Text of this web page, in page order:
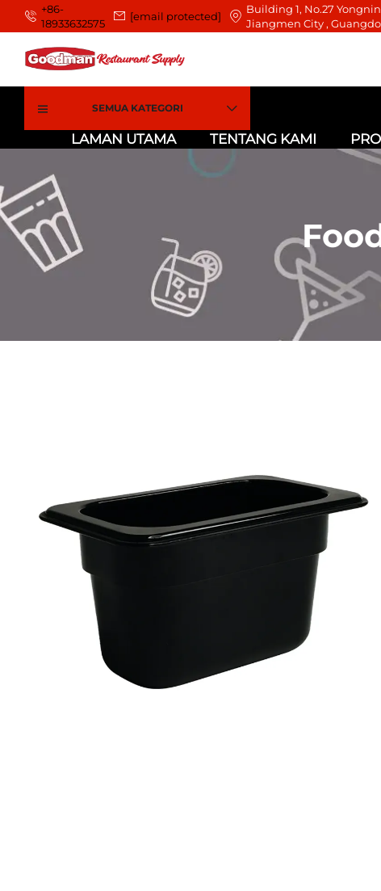
+86-
18933632575
[email protected]
Building 1, No.27
Jiangmen City ,
SEMUA KATEGORI
LAMAN UTAMA TENTANG KAMI